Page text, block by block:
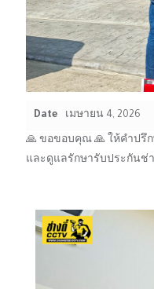
Date เมษายน 4, 2026
🙏 ขอขอบคุณ 🙏 ให้คำปรึ
และดูแลรักษารับประกันช่